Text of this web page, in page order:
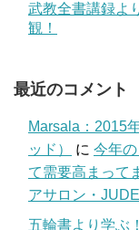
武教全書講録よ
観！
最近のコメント
Marsala：2015
ッド）
に 今年
て需要高まって
アサロン・
五輪書より学ぶ